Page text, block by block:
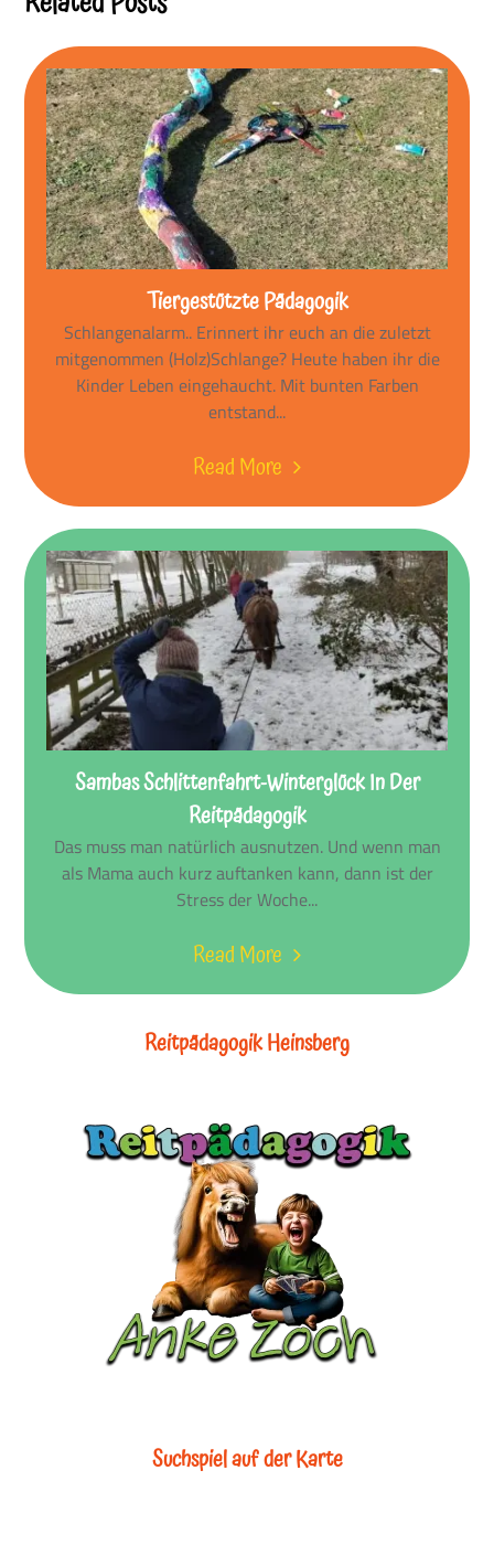
Tiergestützte Pädagogik
Schlangenalarm.. Erinnert ihr euch an die zuletzt
mitgenommen (Holz)Schlange? Heute haben ihr die
Kinder Leben eingehaucht. Mit bunten Farben
entstand...
Read More
Sambas Schlittenfahrt-Winterglück In Der
Reitpädagogik
Das muss man natürlich ausnutzen. Und wenn man
als Mama auch kurz auftanken kann, dann ist der
Stress der Woche...
Read More
Reitpädagogik Heinsberg
Suchspiel auf der Karte